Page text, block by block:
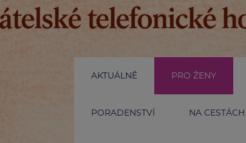
AKTUÁLNĚ PRO ŽENY
PORADENSTVÍ NA CESTÁCH